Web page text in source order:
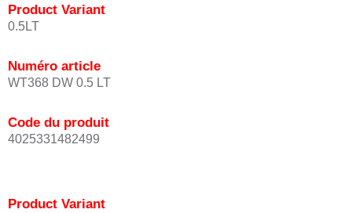
Product Variant
0.5LT
Numéro article
WT368 DW 0.5 LT
Code du produit
4025331482499
Product Variant